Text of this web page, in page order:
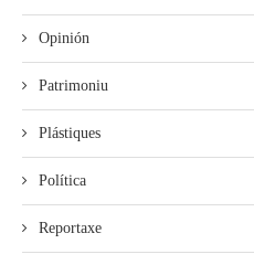
Opinión
Patrimoniu
Plástiques
Política
Reportaxe